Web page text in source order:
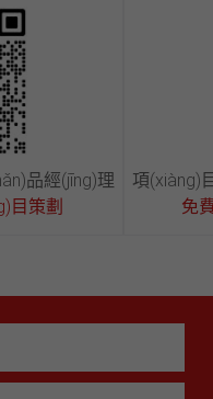
品經(jīng)理
目策劃
項(xiàng)
免